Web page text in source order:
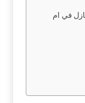
في ام